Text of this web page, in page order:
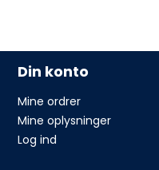
Din konto
Mine ordrer
Mine oplysninger
Log ind